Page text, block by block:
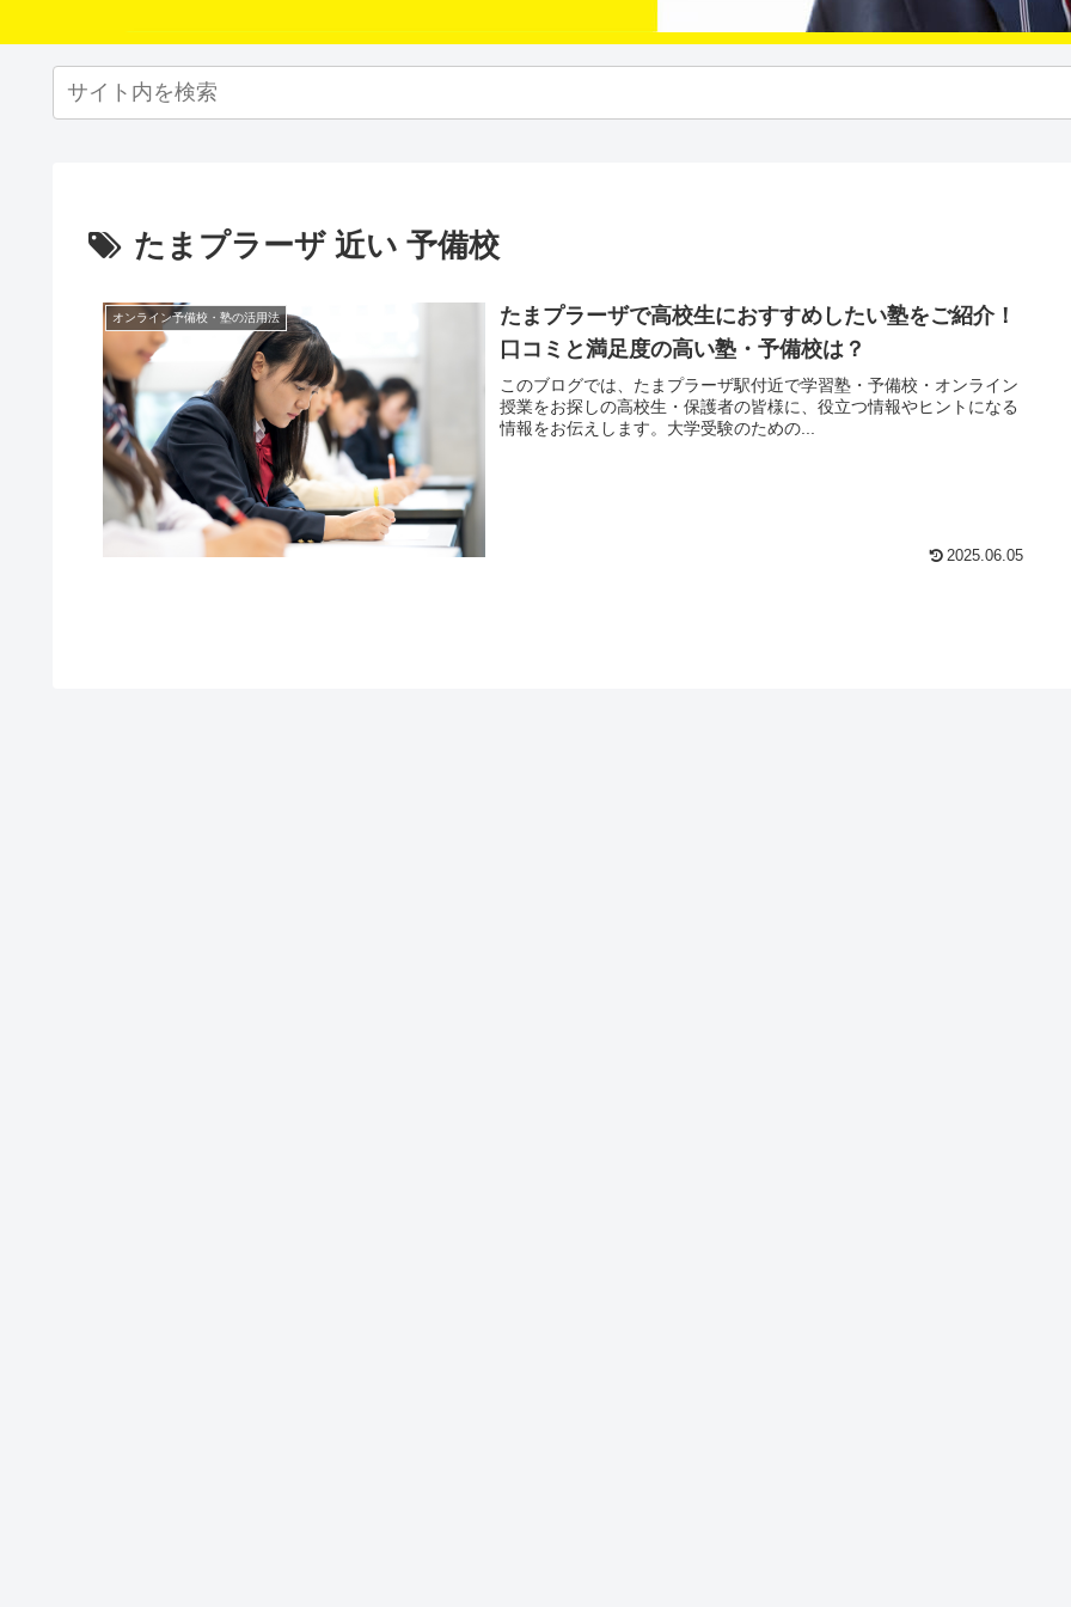
たまプラーザ 近い 予備校
オンライン予備校・塾の活用法
たまプラーザで高校生におすすめしたい塾をご紹介！
口コミと満足度の高い塾・予備校は？
このブログでは、たまプラーザ駅付近で学習塾・予備校・オンライン
授業をお探しの高校生・保護者の皆様に、役立つ情報やヒントになる
情報をお伝えします。大学受験のための...
2025.06.05